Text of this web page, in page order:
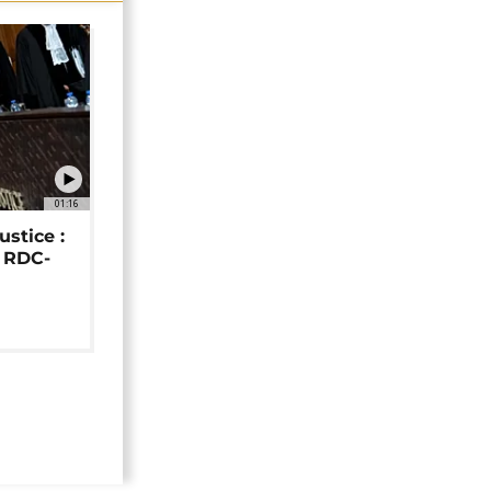
01:16
: